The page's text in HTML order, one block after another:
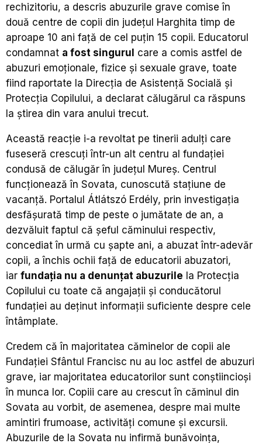
rechizitoriu, a descris abuzurile grave comise în
două centre de copii din județul Harghita timp de
aproape 10 ani față de cel puțin 15 copii. Educatorul
condamnat a fost singurul care a comis astfel de
abuzuri emoționale, fizice și sexuale grave, toate
fiind raportate la Direcția de Asistență Socială și
Protecția Copilului, a declarat călugărul ca răspuns
la știrea din vara anului trecut.
Această reacție i-a revoltat pe tinerii adulți care
fuseseră crescuți într-un alt centru al fundației
condusă de călugăr în județul Mureș. Centrul
funcționează în Sovata, cunoscută stațiune de
vacanță. Portalul Átlátszó Erdély, prin investigația
desfășurată timp de peste o jumătate de an, a
dezvăluit faptul că șeful căminului respectiv,
concediat în urmă cu șapte ani, a abuzat într-adevăr
copii, a închis ochii față de educatorii abuzatori,
iar fundația nu a denunțat abuzurile la Protecția
Copilului cu toate că angajații și conducătorul
fundației au deținut informații suficiente despre cele
întâmplate.
Credem că în majoritatea căminelor de copii ale
Fundației Sfântul Francisc nu au loc astfel de abuzuri
grave, iar majoritatea educatorilor sunt conștiincioși
în munca lor. Copiii care au crescut în căminul din
Sovata au vorbit, de asemenea, despre mai multe
amintiri frumoase, activități comune și excursii.
Abuzurile de la Sovata nu infirmă bunăvoința,